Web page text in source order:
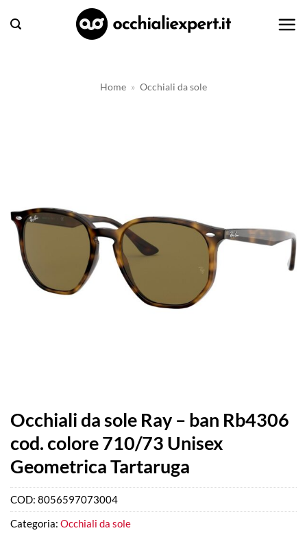
Home » Occhiali da sole
Occhiali da sole Ray – ban Rb4306
cod. colore 710/73 Unisex
Geometrica Tartaruga
COD: 8056597073004
Categoria: Occhiali da sole